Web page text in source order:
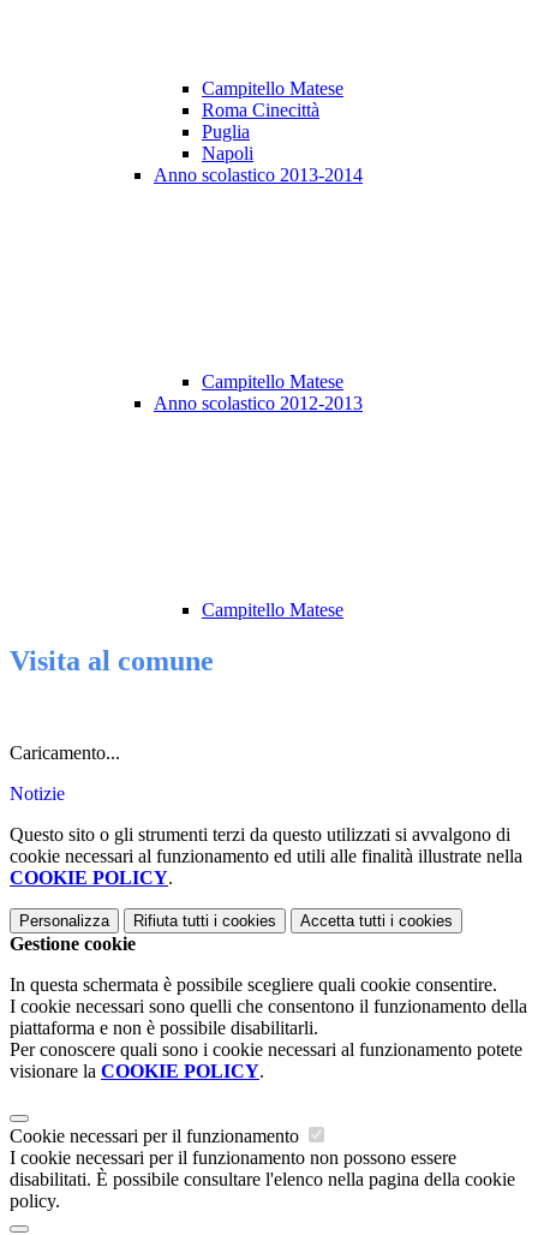
Campitello Matese
Roma Cinecittà
Puglia
Napoli
Anno scolastico 2013-2014
Campitello Matese
Anno scolastico 2012-2013
Campitello Matese
Visita al comune
Caricamento...
Notizie
Questo sito o gli strumenti terzi da questo utilizzati si avvalgono di
cookie necessari al funzionamento ed utili alle finalità illustrate nella
COOKIE POLICY.
Personalizza Rifiuta tutti i cookies Accetta tutti i cookies
Gestione cookie
In questa schermata è possibile scegliere quali cookie consentire.
I cookie necessari sono quelli che consentono il funzionamento della
piattaforma e non è possibile disabilitarli.
Per conoscere quali sono i cookie necessari al funzionamento potete
visionare la COOKIE POLICY.
Cookie necessari per il funzionamento
I cookie necessari per il funzionamento non possono essere
disabilitati. È possibile consultare l'elenco nella pagina della cookie
policy.